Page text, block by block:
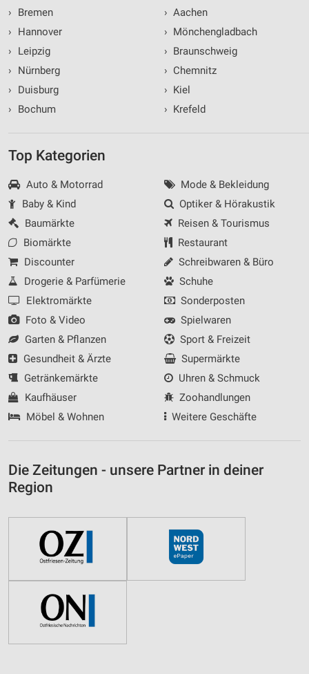
›
Bremen
›
Hannover
›
Leipzig
›
Nürnberg
›
Duisburg
›
Bochum
› Aachen
› Mönchengladbach
› Braunschweig
› Chemnitz
› Kiel
› Krefeld
Top Kategorien
Auto & Motorrad
Baby & Kind
Baumärkte
Biomärkte
Discounter
Drogerie & Parfümerie
Elektromärkte
Foto & Video
Garten & Pflanzen
Gesundheit & Ärzte
Getränkemärkte
Kaufhäuser
Möbel & Wohnen
Mode & Bekleidung
Optiker & Hörakustik
Reisen & Tourismus
Restaurant
Schreibwaren & Büro
Schuhe
Sonderposten
Spielwaren
Sport & Freizeit
Supermärkte
Uhren & Schmuck
Zoohandlungen
Weitere Geschäfte
Die Zeitungen - unsere Partner in deiner
Region